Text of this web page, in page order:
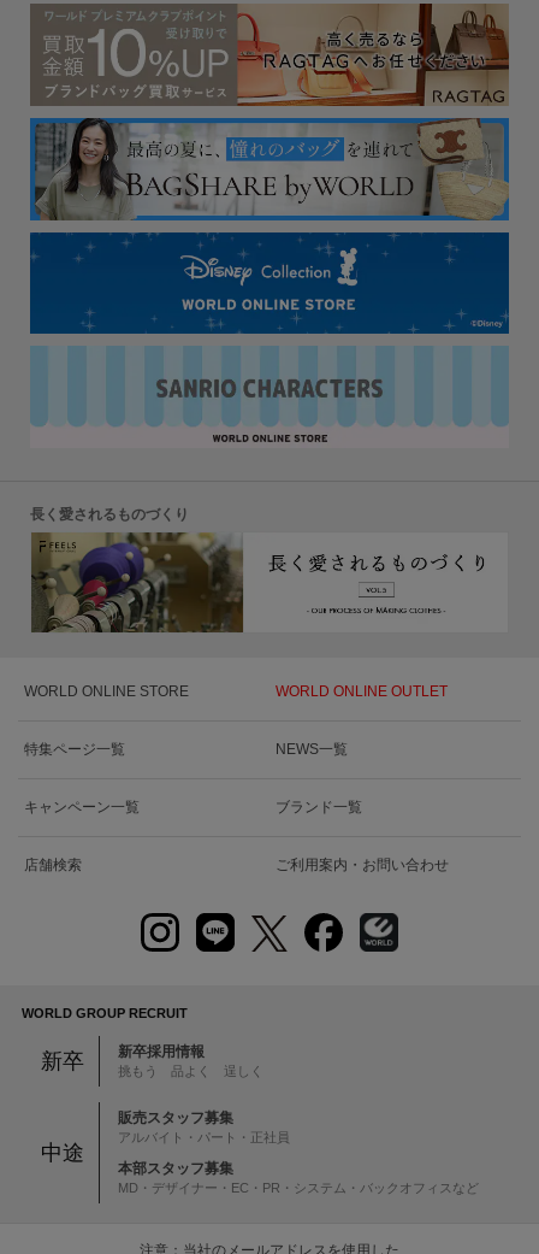
長く愛されるものづくり
WORLD ONLINE STORE WORLD ONLINE OUTLET
特集ページ一覧 NEWS一覧
キャンペーン一覧 ブランド一覧
店舗検索 ご利用案内・お問い合わせ
WORLD GROUP RECRUIT
新卒 新卒採用情報
挑もう 品よく 逞しく
中途
販売スタッフ募集
アルバイト・パート・正社員
本部スタッフ募集
MD・デザイナー・EC・PR・システム・バックオフィスなど